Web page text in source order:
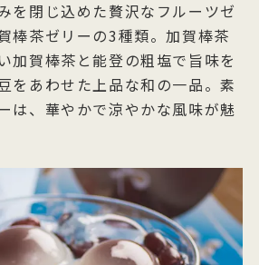
を閉じ込めた贅沢なフルーツゼ
棒茶ゼリーの3種類。加賀棒茶
加賀棒茶と能登の粗塩で旨味を
をあわせた上品な和の一品。素
は、華やかで涼やかな風味が魅